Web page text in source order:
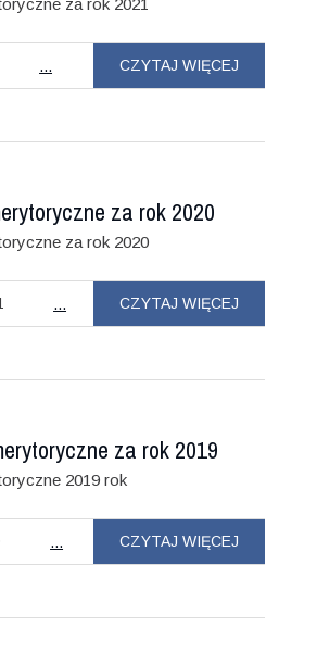
za rok 2021
... CZYTAJ WIĘCEJ
za rok 2020
za rok 2020
... CZYTAJ WIĘCEJ
za rok 2019
2019 rok
... CZYTAJ WIĘCEJ